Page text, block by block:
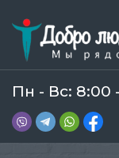
Пн - Вс: 8:00